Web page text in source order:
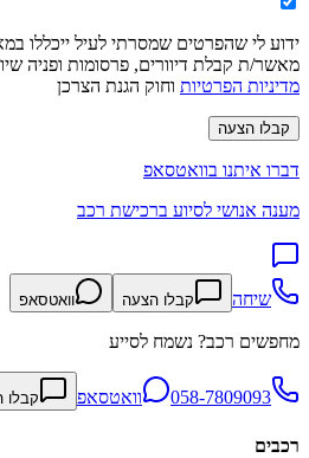
ידוע לי שהפרטים שמסרתי לעיל ייכללו
מאשר/ת קבלת דיוורים, פרסומות ופניה
מדיניות הפרטיות וחוק הגנת הצרכן
קבלו הצעה
דברו איתנו בוואטסאפ
מענה אנושי לסיוע ברכישת רכב
שיחה קבלו הצעה וואטסאפ
מחפשים רכב? נשמח לסייע
058-7809093 וואטסאפ קבלו
רכבים